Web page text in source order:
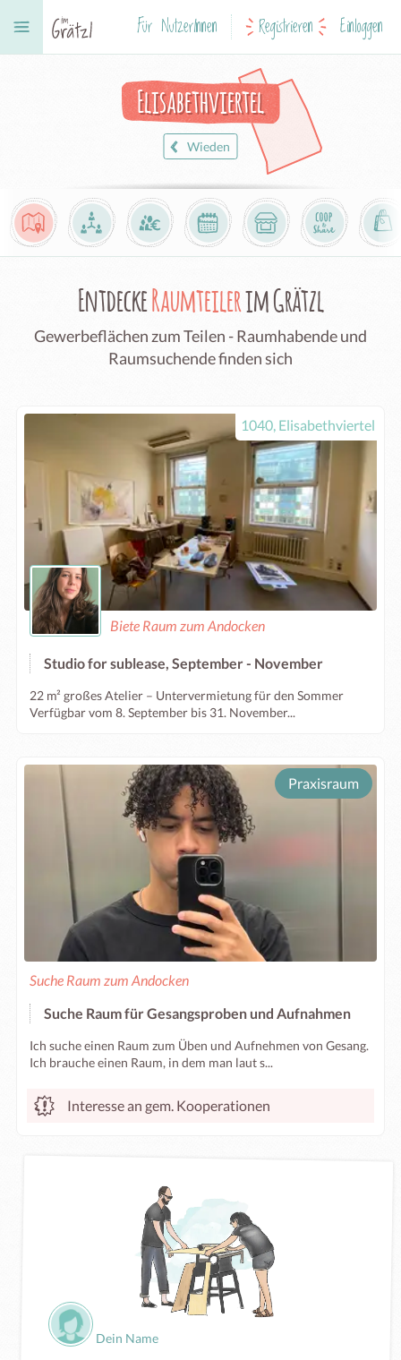
Für NutzerInnen Registrieren Einloggen
Elisabethviertel
Wieden
EntdeckeRaumteilerim Grätzl
Gewerbeflächen zum Teilen - Raumhabende und
Raumsuchende finden sich
1040, Elisabethviertel
Biete Raum zum Andocken
Studio for sublease, September - November
22 m² großes Atelier – Untervermietung für den Sommer
Verfügbar vom 8. September bis 31. November...
Praxisraum
Suche Raum zum Andocken
Suche Raum für Gesangsproben und Aufnahmen
Ich suche einen Raum zum Üben und Aufnehmen von Gesang.
Ich brauche einen Raum, in dem man laut s...
Interesse an gem. Kooperationen
Dein Name